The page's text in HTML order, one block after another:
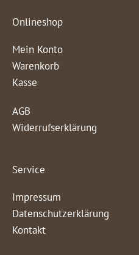
Onlineshop
Mein Konto
Warenkorb
Kasse
AGB
Widerrufserklärung
Service
Impressum
Datenschutzerklärung
Kontakt